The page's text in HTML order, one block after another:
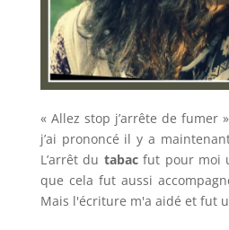
« Allez stop j’arrête de fumer
j’ai prononcé il y a
L’arrêt du tabacfut pour moi
que cela fut aussi
Mais l'écriture m'a aidé et fut